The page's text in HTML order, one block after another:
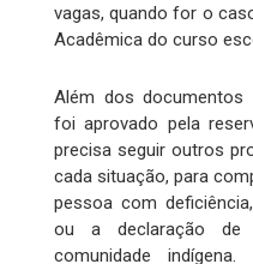
vagas, quando for o
Acadêmica do curso
Além dos documentos
foi aprovado pela
precisa seguir outros
cada situação, para
pessoa com
ou a declaração
comunidade